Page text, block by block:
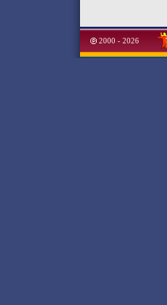
2000 - 2026